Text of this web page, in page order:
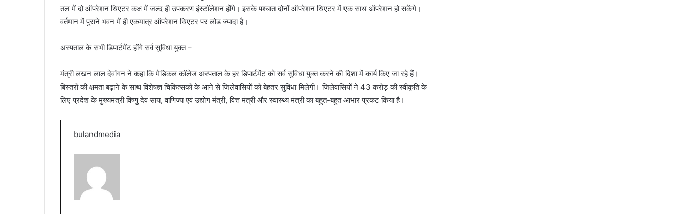
तल में दो ऑपरेशन थिएटर कक्ष में जल्द ही उपकरण इंस्टॉलेशन होंगे। इसके पश्चात दोनों ऑपरेशन थिएटर में एक साथ ऑपरेशन हो सकेंगे।
वर्तमान में पुराने भवन में ही एकमात्र ऑपरेशन थिएटर पर लोड ज्यादा है।
अस्पताल के सभी डिपार्टमेंट होंगे सर्व सुविधा युक्त –
मंत्री लखन लाल देवांगन ने कहा कि मेडिकल कॉलेज अस्पताल के हर डिपार्टमेंट को सर्व सुविधा युक्त करने की दिशा में कार्य किए जा रहे हैं।
बिस्तरों की क्षमता बढ़ाने के साथ विशेषज्ञ चिकित्सकों के आने से जिलेवासियों को बेहतर सुविधा मिलेगी। जिलेवासियों ने 43 करोड़ की स्वीकृति के
लिए प्रदेश के मुख्यमंत्री विष्णु देव साय, वाणिज्य एवं उद्योग मंत्री, वित्त मंत्री और स्वास्थ्य मंत्री का बहुत-बहुत आभार प्रकट किया है।
bulandmedia